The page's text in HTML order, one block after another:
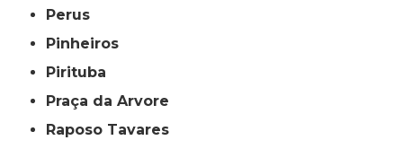
Perus
Pinheiros
Pirituba
Praça da Arvore
Raposo Tavares